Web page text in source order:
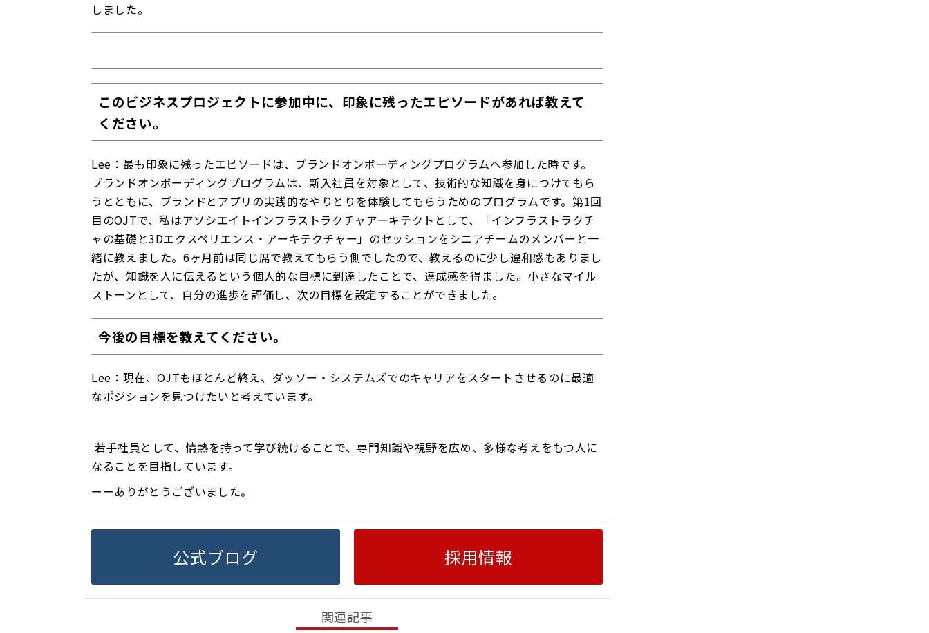
しました。
このビジネスプロジェクトに参加中に、印象に残ったエピソードがあれば教えて
ください。
Lee：最も印象に残ったエピソードは、ブランドオンボーディングプログラムへ参加した時です。
ブランドオンボーディングプログラムは、新入社員を対象として、技術的な知識を身につけてもら
うとともに、ブランドとアプリの実践的なやりとりを体験してもらうためのプログラムです。第1回
目のOJTで、私はアソシエイトインフラストラクチャアーキテクトとして、「インフラストラクチ
ャの基礎と3Dエクスペリエンス・アーキテクチャー」のセッションをシニアチームのメンバーと一
緒に教えました。6ヶ月前は同じ席で教えてもらう側でしたので、教えるのに少し違和感もありまし
たが、知識を人に伝えるという個人的な目標に到達したことで、達成感を得ました。小さなマイル
ストーンとして、自分の進歩を評価し、次の目標を設定することができました。
今後の目標を教えてください。
Lee：現在、OJTもほとんど終え、ダッソー・システムズでのキャリアをスタートさせるのに最適
なポジションを見つけたいと考えています。
若手社員として、情熱を持って学び続けることで、専門知識や視野を広め、多様な考えをもつ人に
なることを目指しています。
ーーありがとうございました。
公式ブログ 採用情報
関連記事